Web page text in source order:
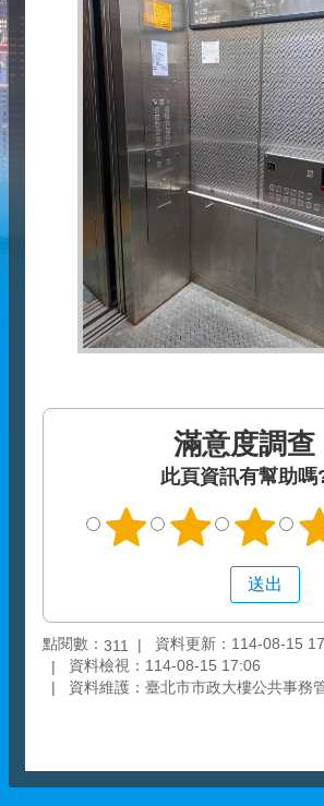
滿意度調查
此頁資訊有幫助嗎
點閱數： 311
資料更新：114-08-15
資料檢視：114-08-15 17:06
資料維護：臺北市市政大樓公共事務